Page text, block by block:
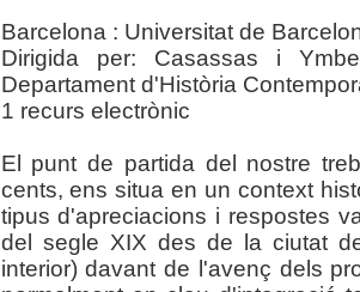
Barcelona : Universitat de
Dirigida per: Casassas i
Departament d'Història
1 recurs electrònic
El punt de partida del nostre
cents, ens situa en un context
tipus d'apreciacions i respostes
del segle XIX des de la ciutat
interior) davant de l'avenç dels